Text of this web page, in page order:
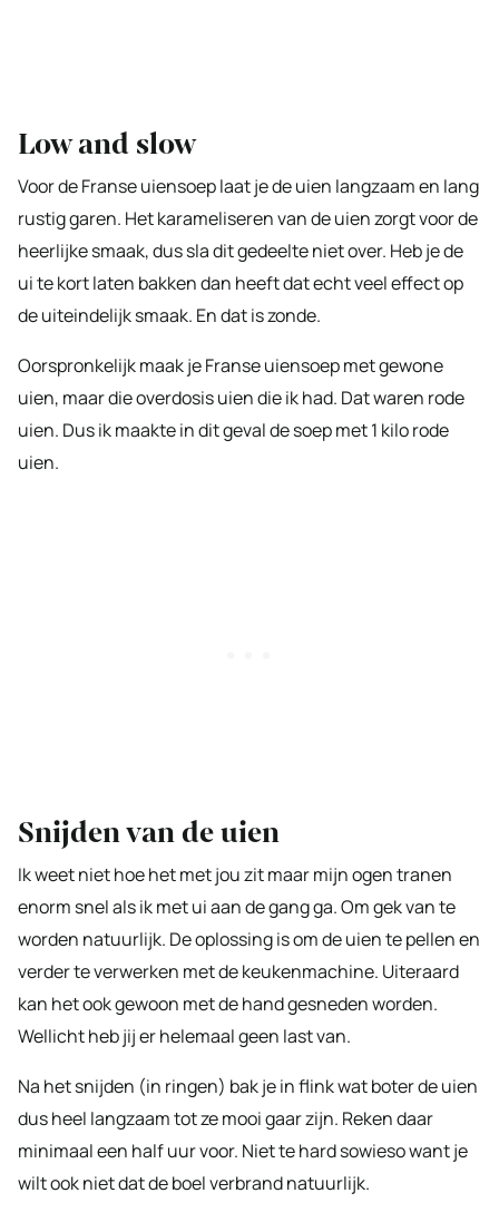
Low and slow
Voor de Franse uiensoep laat je de uien langzaam en lang
rustig garen. Het karameliseren van de uien zorgt voor de
heerlijke smaak, dus sla dit gedeelte niet over. Heb je de
ui te kort laten bakken dan heeft dat echt veel effect op
de uiteindelijk smaak. En dat is zonde.
Oorspronkelijk maak je Franse uiensoep met gewone
uien, maar die overdosis uien die ik had. Dat waren rode
uien. Dus ik maakte in dit geval de soep met 1 kilo rode
uien.
Snijden van de uien
Ik weet niet hoe het met jou zit maar mijn ogen tranen
enorm snel als ik met ui aan de gang ga. Om gek van te
worden natuurlijk. De oplossing is om de uien te pellen en
verder te verwerken met de keukenmachine. Uiteraard
kan het ook gewoon met de hand gesneden worden.
Wellicht heb jij er helemaal geen last van.
Na het snijden (in ringen) bak je in flink wat boter de uien
dus heel langzaam tot ze mooi gaar zijn. Reken daar
minimaal een half uur voor. Niet te hard sowieso want je
wilt ook niet dat de boel verbrand natuurlijk.